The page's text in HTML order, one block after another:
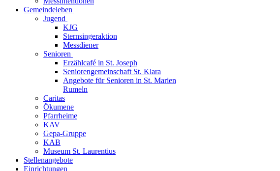
Gemeindeleben
Jugend
KJG
Sternsingeraktion
Messdiener
Senioren
Erzählcafé in St. Joseph
Seniorengemeinschaft St. Klara
Angebote für Senioren in St. Marien
Rumeln
Caritas
Ökumene
Pfarrheime
KAV
Gepa-Gruppe
KAB
Museum St. Laurentius
Stellenangebote
Einrichtungen